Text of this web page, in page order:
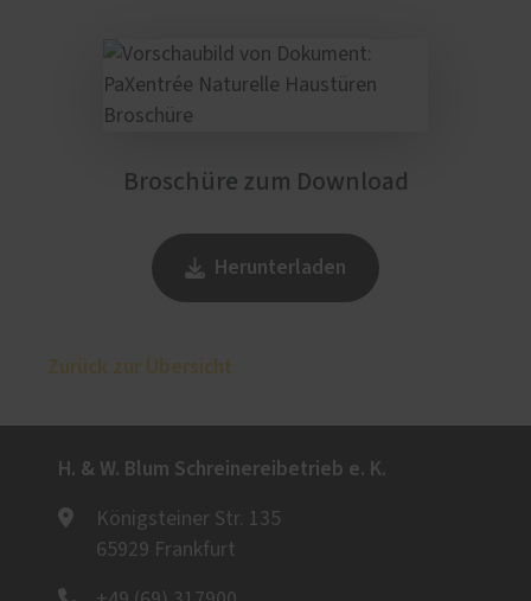
Broschüre zum Download
Herunterladen
Zurück zur Übersicht
H. & W. Blum Schreinereibetrieb e. K.
Königsteiner Str. 135
65929 Frankfurt